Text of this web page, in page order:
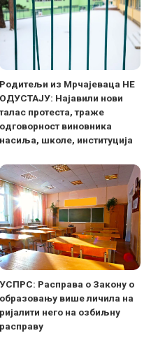
Родитељи из Мрчајеваца НЕ
ОДУСТАЈУ: Најавили нови
талас протеста, траже
одговорност виновника
насиља, школе, институција
УСПРС: Расправа о Закону о
образовању више личила на
ријалити него на озбиљну
расправу